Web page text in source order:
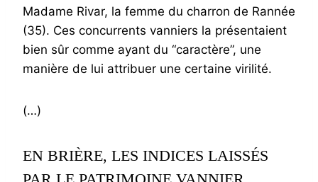
Madame Rivar, la femme du charron de Rannée
(35). Ces concurrents vanniers la présentaient
bien sûr comme ayant du “caractère”, une
manière de lui attribuer une certaine virilité.
(…)
EN BRIÈRE, LES INDICES LAISSÉS